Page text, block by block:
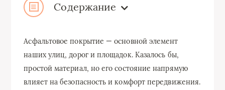
Содержание
Асфальтовое покрытие — основной элемент
наших улиц, дорог и площадок. Казалось бы,
простой материал, но его состояние напрямую
влияет на безопасность и комфорт передвижения.